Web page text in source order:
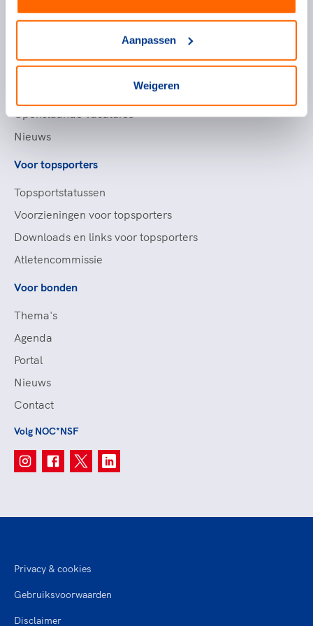
Aanpassen
Weigeren
Handige links
Topsportevenementenbeleid
Partners
Openstaande vacatures
Nieuws
Voor topsporters
Topsportstatussen
Voorzieningen voor topsporters
Downloads en links voor topsporters
Atletencommissie
Voor bonden
Thema's
Agenda
Portal
Nieuws
Contact
Volg NOC*NSF
Privacy & cookies
Gebruiksvoorwaarden
Disclaimer